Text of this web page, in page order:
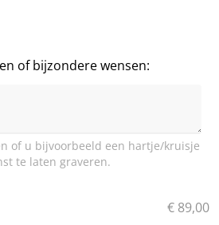
of bijzondere wensen:
of u bijvoorbeeld een hartje/kruisje
te laten graveren.
€ 89,00